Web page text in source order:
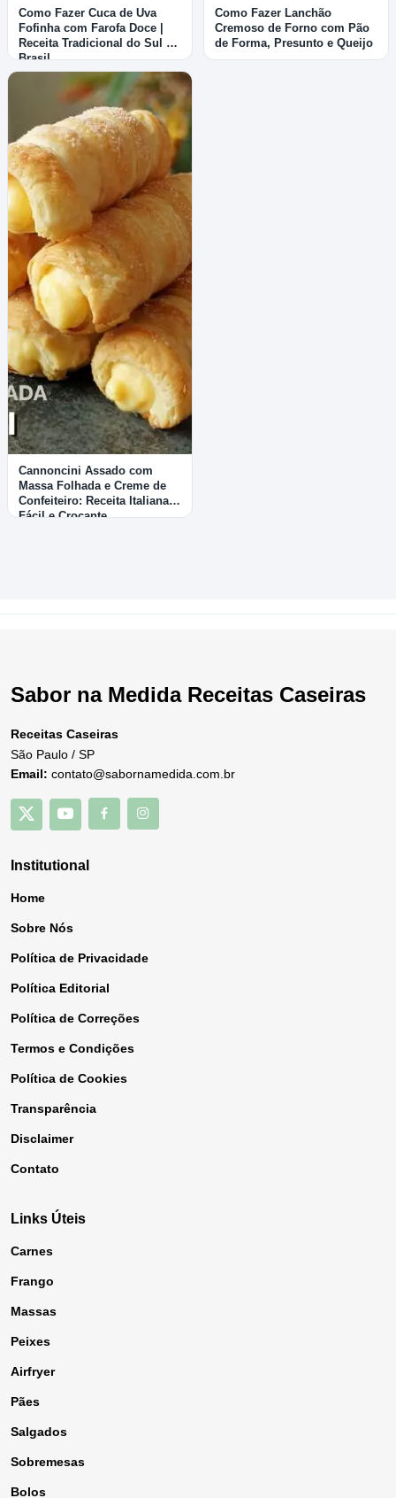
Como Fazer Cuca de Uva
Fofinha com Farofa Doce |
Receita Tradicional do Sul do
Brasil
Como Fazer Lanchão
Cremoso de Forno com Pão
de Forma, Presunto e Queijo
Cannoncini Assado com
Massa Folhada e Creme de
Confeiteiro: Receita Italiana
Fácil e Crocante
Sabor na Medida Receitas Caseiras
Receitas Caseiras
São Paulo / SP
Email: contato@sabornamedida.com.br
Institutional
Home
Sobre Nós
Política de Privacidade
Política Editorial
Política de Correções
Termos e Condições
Política de Cookies
Transparência
Disclaimer
Contato
Links Úteis
Carnes
Frango
Massas
Peixes
Airfryer
Pães
Salgados
Sobremesas
Bolos